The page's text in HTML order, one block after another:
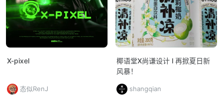
X-pixel
态似RenJ
椰语堂X尚谦设计 l 再掀夏日新
风暴！
shangqian